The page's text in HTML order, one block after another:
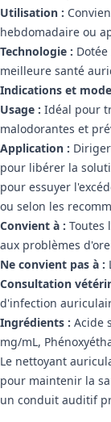
Utilisation :
hebdomadaire ou
Technologie :
meilleure santé
Indications et
Usage : Idéal pour
malodorantes et
Application :
pour libérer la
pour essuyer
ou selon les
Convient à : Toutes
aux problèmes
Ne convient pas à :
Consultation
d'infection
Ingrédients : Acide
mg/mL,
Le nettoyant
pour maintenir la
un conduit auditif